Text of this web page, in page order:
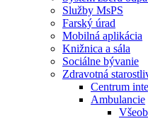
Služby MsPS
Farský úrad
Mobilná aplikácia
Knižnica a sála
Sociálne bývanie
Zdravotná
Centrum
Ambulancie